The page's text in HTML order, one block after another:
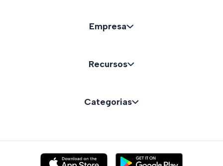
Empresa
Recursos
Categorias